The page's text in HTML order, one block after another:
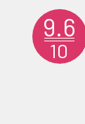
9.6
10